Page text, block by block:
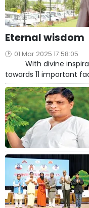
Eternal wisdom
01 Mar 2025 17:58:05
With divine
towards 11 important